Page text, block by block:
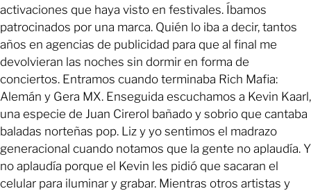
activaciones que haya visto en festivales. Íbamos
patrocinados por una marca. Quién lo iba a decir, tantos
años en agencias de publicidad para que al final me
devolvieran las noches sin dormir en forma de
conciertos. Entramos cuando terminaba Rich Mafia:
Alemán y Gera MX. Enseguida escuchamos a Kevin Kaarl,
una especie de Juan Cirerol bañado y sobrio que cantaba
baladas norteñas pop. Liz y yo sentimos el madrazo
generacional cuando notamos que la gente no aplaudía. Y
no aplaudía porque el Kevin les pidió que sacaran el
celular para iluminar y grabar. Mientras otros artistas y